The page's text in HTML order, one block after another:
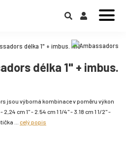
délka 1" + imbus.
jsou výborná kombinace v poměru výkon
cm 1" - 2.54 cm 1 1/4" - 3.18 cm 1 1/2" -
... celý popis